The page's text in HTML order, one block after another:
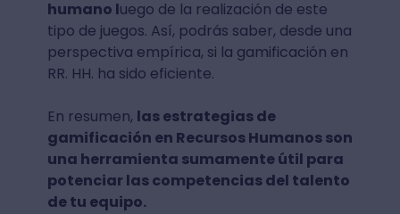
humano luego de la realización de este
tipo de juegos. Así, podrás saber, desde una
perspectiva empírica, si la gamificación en
RR. HH. ha sido eficiente.
En resumen, las estrategias de
gamificación en Recursos Humanos son
una herramienta sumamente útil para
potenciar las competencias del talento
de tu equipo.